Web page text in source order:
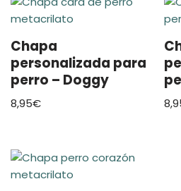
Chapa
personalizada para
perro – Doggy
8,95€